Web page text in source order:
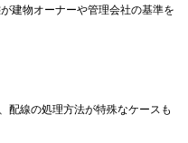
建物オーナーや管理会社の基準を
配線の処理方法が特殊なケースも